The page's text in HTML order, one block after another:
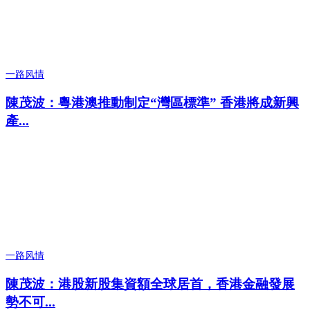
一路风情
陳茂波：粵港澳推動制定“灣區標準” 香港將成新興
產...
一路风情
陳茂波：港股新股集資額全球居首，香港金融發展
勢不可...